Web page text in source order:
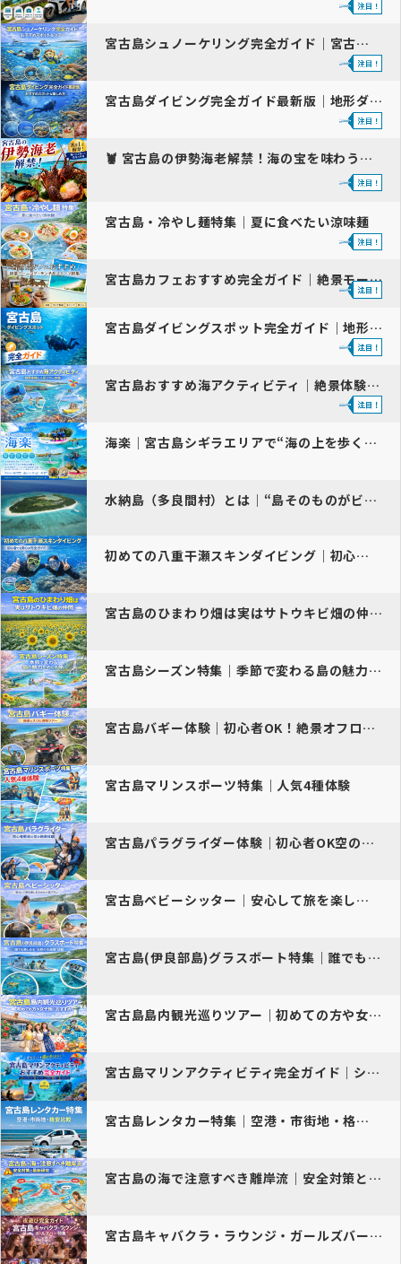
宮古島シュノーケリング完全ガイド｜宮古ブルーのおすすめスポット・初心…
宮古島ダイビング完全ガイド最新版｜地形ダイブ徹底解説
🦞 宮古島の伊勢海老解禁！海の宝を味わう最高の季節
宮古島・冷やし麺特集｜夏に食べたい涼味麺
宮古島カフェおすすめ完全ガイド｜絶景モーニング・ランチ・スイーツ人気…
宮古島ダイビングスポット完全ガイド｜地形ダイブと宮古ブルーの絶景ポイ…
宮古島おすすめ海アクティビティ｜絶景体験と人気ツアー特集
海楽｜宮古島シギラエリアで“海の上を歩く”SUP体験
水納島（多良間村）とは｜“島そのものがビーチ”の静かな離島
初めての八重干瀬スキンダイビング｜初心者でも安心の完全ガイド
宮古島のひまわり畑は実はサトウキビ畑の仲間！？
宮古島シーズン特集｜季節で変わる島の魅力をめぐる旅
宮古島バギー体験｜初心者OK！絶景オフロードツアー完全ガイド
宮古島マリンスポーツ特集｜人気4種体験
宮古島パラグライダー体験｜初心者OK空の絶景アクティビティ
宮古島ベビーシッター｜安心して旅を楽しむための人気プラン
宮古島(伊良部島)グラスボート特集｜誰でも楽しめる“天然の水族館”体…
宮古島島内観光巡りツアー｜初めての方や女子旅におすすめの人気プラン
宮古島マリンアクティビティ完全ガイド｜シュノーケリング・SUP・ダイ…
宮古島レンタカー特集｜空港・市街地・格安比較で快適ドライブ【完全ガイ…
宮古島の海で注意すべき離岸流｜安全対策と最新研究
宮古島キャバクラ・ラウンジ・ガールズバー特集｜夜遊び完全ガイド